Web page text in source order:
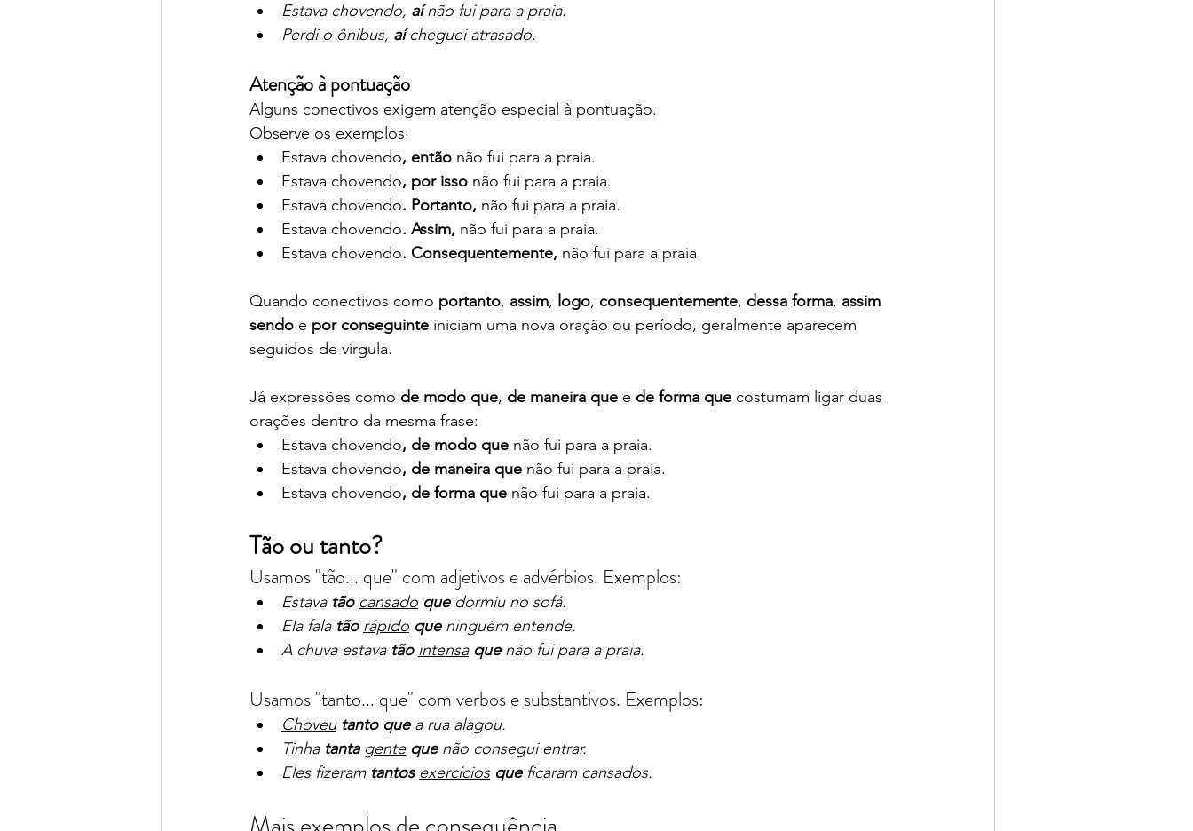
Estava chovendo, aí não fui para a praia.
Perdi o ônibus, aí cheguei atrasado.
Atenção à pontuação
Alguns conectivos exigem atenção especial à pontuação.
Observe os exemplos:
Estava chovendo, então não fui para a praia.
Estava chovendo, por isso não fui para a praia.
Estava chovendo. Portanto, não fui para a praia.
Estava chovendo. Assim, não fui para a praia.
Estava chovendo. Consequentemente, não fui para a praia.
Quando conectivos como portanto, assim, logo, consequentemente, dessa forma, assim
sendo e por conseguinte iniciam uma nova oração ou período, geralmente aparecem
seguidos de vírgula.
Já expressões como de modo que, de maneira que e de forma que costumam ligar duas
orações dentro da mesma frase:
Estava chovendo, de modo que não fui para a praia.
Estava chovendo, de maneira que não fui para a praia.
Estava chovendo, de forma que não fui para a praia.
Tão ou tanto?
Usamos "tão... que" com adjetivos e advérbios. Exemplos:
Estava tão cansado que dormiu no sofá.
Ela fala tão rápido que ninguém entende.
A chuva estava tão intensa que não fui para a praia.
Usamos "tanto... que" com verbos e substantivos. Exemplos:
Choveu tanto que a rua alagou.
Tinha tanta gente que não consegui entrar.
Eles fizeram tantos exercícios que ficaram cansados.